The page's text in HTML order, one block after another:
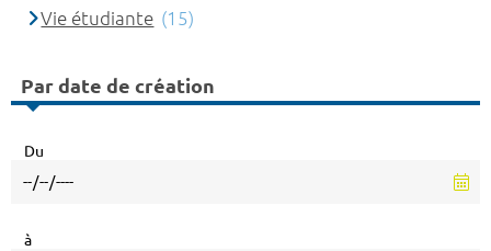
Vie étudiante (15)
Par date de création
Du
à